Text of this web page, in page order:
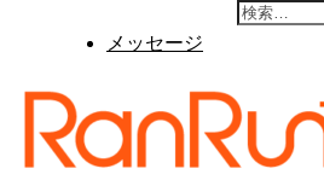
メッセージ